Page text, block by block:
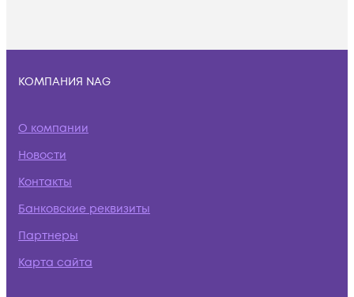
КОМПАНИЯ NAG
О компании
Новости
Контакты
Банковские реквизиты
Партнеры
Карта сайта